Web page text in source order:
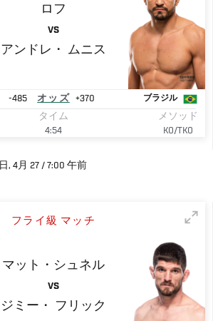
ロフ
VS
アンドレ・ ムニス
-485 オッズ +370 ブラジル
タイム
4:54
メソッド
KO/TKO
日, 4月 27 / 7:00 午前
フライ級 マッチ
マット・シュネル
VS
ジミー・ フリック